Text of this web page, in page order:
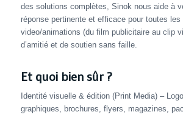
des solutions complètes, Sinok nous aide à
réponse pertinente et efficace pour toutes les
video/animations (du film publicitaire au clip
d’amitié et de soutien sans faille.
Et quoi bien sûr ?
Identité visuelle & édition (Print Media) –
graphiques, brochures, flyers, magazines,